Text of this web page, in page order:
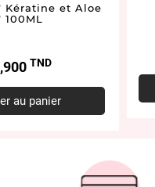
Kératine et Aloe
100ML
TND
au panier